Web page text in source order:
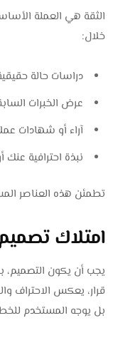
الثقة هي العملة
خلال:
دراسات حالة
عرض الخبرات
آراء أو شهادات
نبذة احترافية
تطمئن هذه العناصر
امتلاك
يجب أن يكون التصميم،
قرار، يعكس الاحتراف
بل يوجه المستخدم